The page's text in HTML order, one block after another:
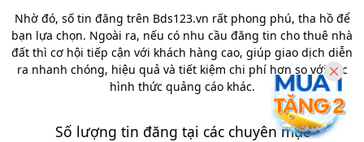
Nhờ đó, số tin đăng trên Bds123.vn rất phong phú, tha hồ để
bạn lựa chọn. Ngoài ra, nếu có nhu cầu đăng tin cho thuê nhà
đất thì cơ hội tiếp cận với khách hàng cao, giúp giao dịch diễn
ra nhanh chóng, hiệu quả và tiết kiệm chi phí hơn so với các
hình thức quảng cáo khác.
Số lượng tin đăng tại các chuyên mục